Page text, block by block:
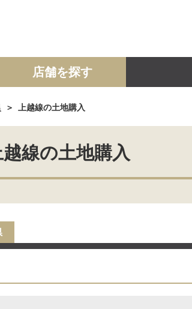
ョン 土地
店舗を探す
上越線の土地購入
線の土地購入